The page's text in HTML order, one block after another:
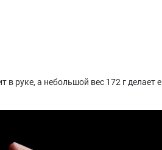
руке, а небольшой вес 172 г делает